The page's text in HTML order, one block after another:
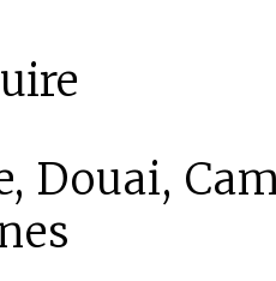
Douai,